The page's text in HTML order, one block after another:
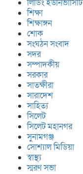
লিডিং ইউনিভার্সিটি
শিক্ষা
শিক্ষাঙ্গন
শোক
সংঘঠন সংবাদ
সদর
সম্পাদকীয়
সরকার
সাতক্ষীরা
সারাদেশ
সাহিত্য
সিলেট
সিলেট মহানগর
সুনামগঞ্জ
সোশ্যাল মিডিয়া
স্বাস্থ্য
স্মরণ সভা